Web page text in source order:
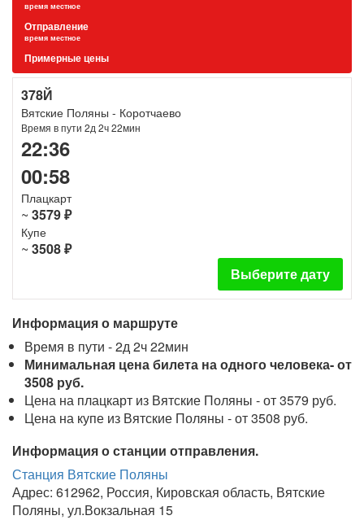
время местное
Отправление
время местное
Примерные цены
378Й
Вятские Поляны - Коротчаево
Время в пути 2д 2ч 22мин
22:36
00:58
Плацкарт
~ 3579 ₽
Купе
~ 3508 ₽
Выберите дату
Информация о маршруте
Время в пути - 2д 2ч 22мин
Минимальная цена билета на одного человека- от
3508 руб.
Цена на плацкарт из Вятские Поляны - от 3579 руб.
Цена на купе из Вятские Поляны - от 3508 руб.
Информация о станции отправления.
Станция Вятские Поляны
Адрес: 612962, Россия, Кировская область, Вятские
Поляны, ул.Вокзальная 15